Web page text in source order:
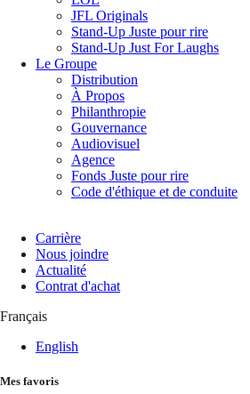
JFL Originals
Stand-Up Juste pour rire
Stand-Up Just For Laughs
Le Groupe
Distribution
À Propos
Philanthropie
Gouvernance
Audiovisuel
Agence
Fonds Juste pour rire
Code d'éthique et de conduite
Carrière
Nous joindre
Actualité
Contrat d'achat
Français
English
Mes favoris